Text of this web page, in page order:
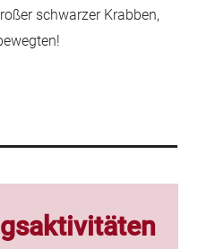
schwarzer Krabben,